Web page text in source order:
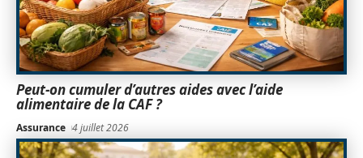
Peut-on cumuler d’autres aides avec l’aide
alimentaire de la CAF ?
Assurance 4 juillet 2026